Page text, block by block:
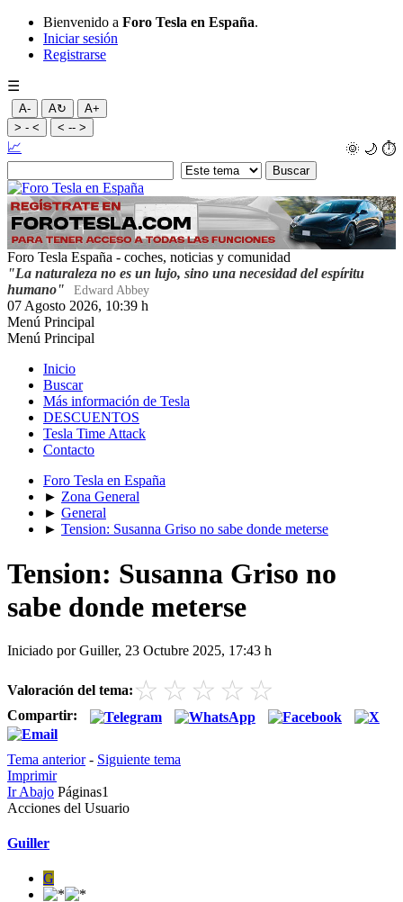
Bienvenido a Foro Tesla en España.
Iniciar sesión
Registrarse
☰
A- A↻
A+
> - <
< -- >
🌞 🌙 ⏱️
📈
Foro Tesla España - coches, noticias y comunidad
"La naturaleza no es un lujo, sino una necesidad del espíritu
humano"
Edward Abbey
07 Agosto 2026, 10:39 h
Menú Principal
Menú Principal
Inicio
Buscar
Más información de Tesla
DESCUENTOS
Tesla Time Attack
Contacto
Foro Tesla en España
► Zona General
► General
► Tension: Susanna Griso no sabe donde meterse
Tension: Susanna Griso no
sabe donde meterse
Iniciado por Guiller, 23 Octubre 2025, 17:43 h
Valoración del tema: ☆ ☆ ☆ ☆ ☆
Compartir:
Tema anterior- Siguiente tema
Imprimir
Ir Abajo Páginas1
Acciones del Usuario
Guiller
G